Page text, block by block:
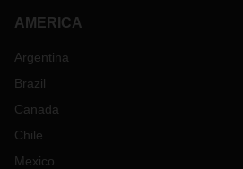
AMERICA
Argentina
Brazil
Canada
Chile
Mexico